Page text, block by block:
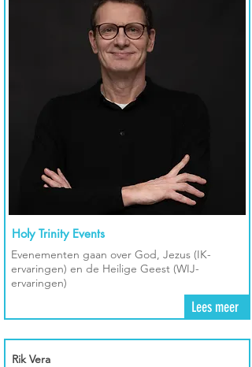
Holy Trinity Events
Evenementen gaan over God, Jezus (IK-
ervaringen) en de Heilige Geest (WIJ-
ervaringen)
Lees meer
Rik Vera